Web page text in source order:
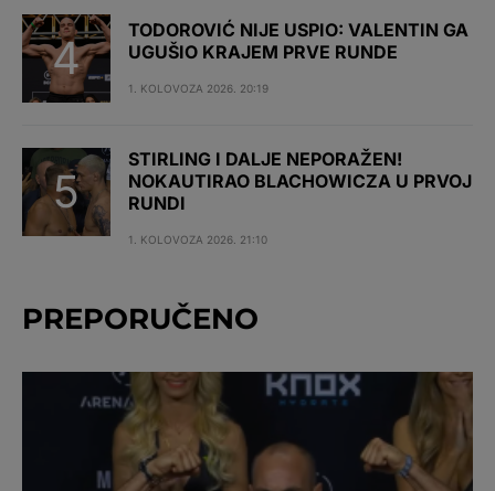
TODOROVIĆ NIJE USPIO: VALENTIN GA
UGUŠIO KRAJEM PRVE RUNDE
1. KOLOVOZA 2026. 20:19
STIRLING I DALJE NEPORAŽEN!
NOKAUTIRAO BLACHOWICZA U PRVOJ
RUNDI
1. KOLOVOZA 2026. 21:10
PREPORUČENO